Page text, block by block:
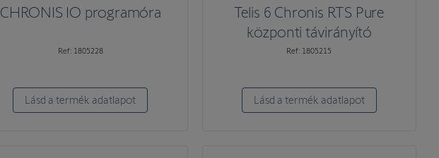
CHRONIS IO programóra
Ref: 1805228
Lásd a termék adatlapot
Telis 6 Chronis RTS Pure
központi távirányító
Ref: 1805215
Lásd a termék adatlapot